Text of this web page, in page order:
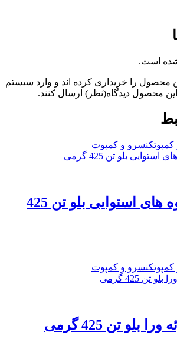
است.
محصول را خریداری کرده اند و وارد سیستم
این محصول دیدگاه(نظر) ارسال کنند.
کنسرو و کمپوت
کمپوت میوه های استوایی بلو تن 425
کنسرو و کمپوت
بلو تن 425 گرمی